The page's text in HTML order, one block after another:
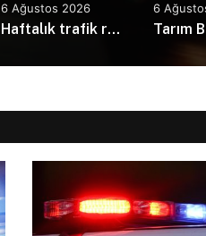
6 Ağustos 2026
Haftalık trafik raporu: 73 kaza, 1 ölü, 21 yaralı
6